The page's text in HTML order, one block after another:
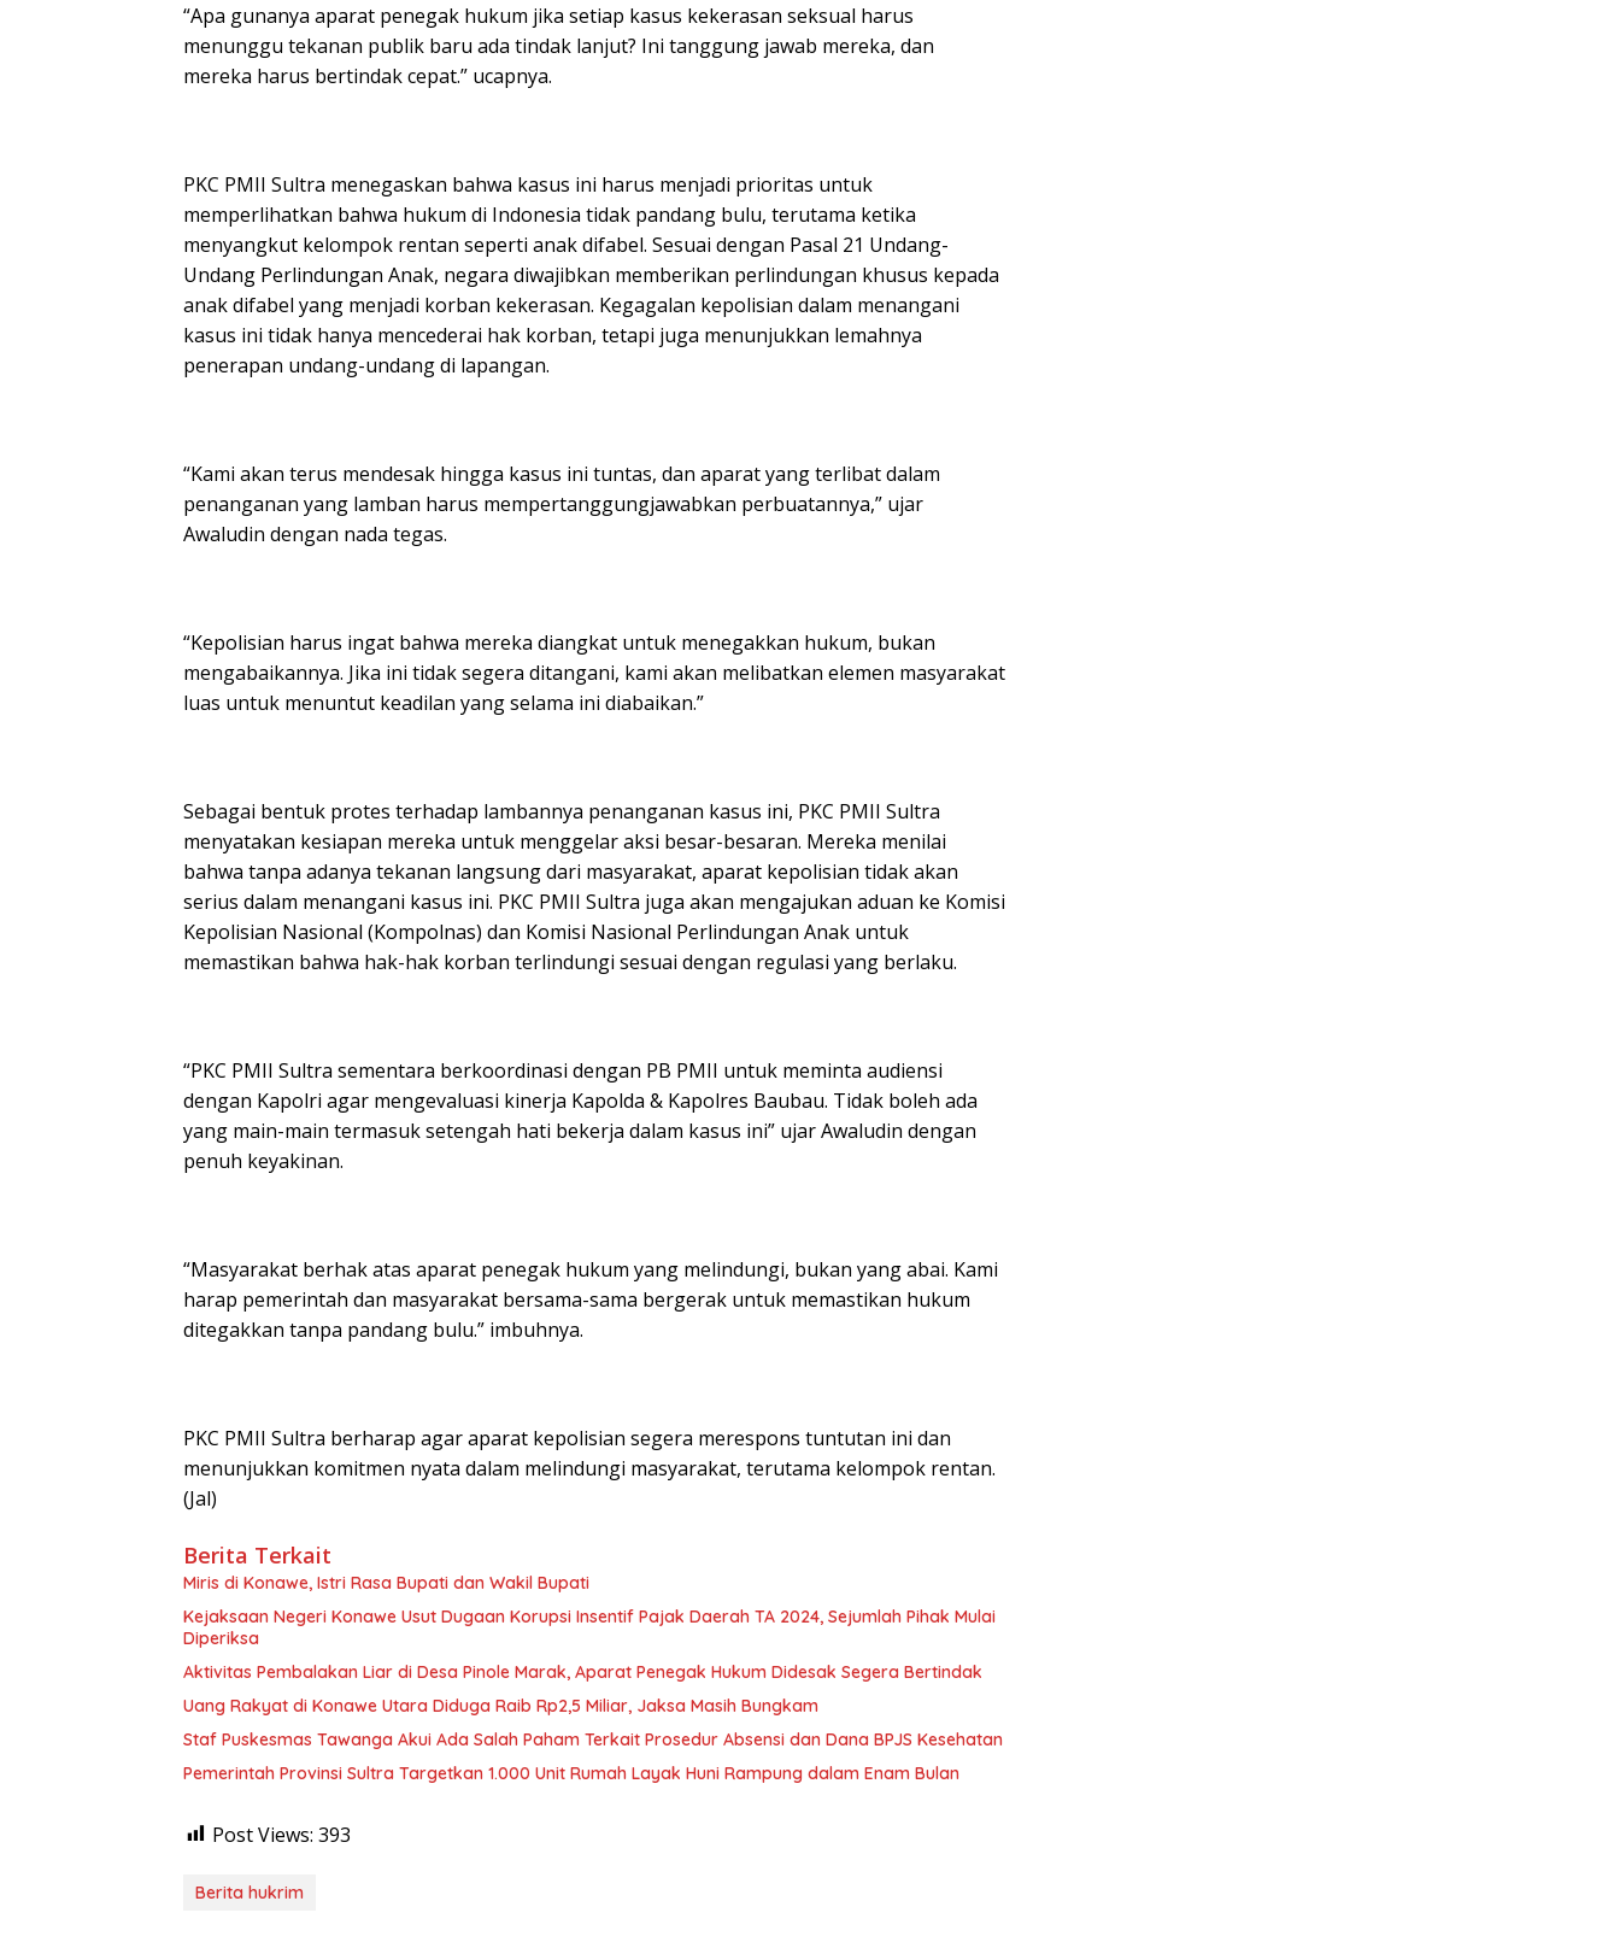
“Apa gunanya aparat penegak hukum jika setiap kasus kekerasan seksual harus
menunggu tekanan publik baru ada tindak lanjut? Ini tanggung jawab mereka, dan
mereka harus bertindak cepat.” ucapnya.
PKC PMII Sultra menegaskan bahwa kasus ini harus menjadi prioritas untuk
memperlihatkan bahwa hukum di Indonesia tidak pandang bulu, terutama ketika
menyangkut kelompok rentan seperti anak difabel. Sesuai dengan Pasal 21 Undang-
Undang Perlindungan Anak, negara diwajibkan memberikan perlindungan khusus kepada
anak difabel yang menjadi korban kekerasan. Kegagalan kepolisian dalam menangani
kasus ini tidak hanya mencederai hak korban, tetapi juga menunjukkan lemahnya
penerapan undang-undang di lapangan.
“Kami akan terus mendesak hingga kasus ini tuntas, dan aparat yang terlibat dalam
penanganan yang lamban harus mempertanggungjawabkan perbuatannya,” ujar
Awaludin dengan nada tegas.
“Kepolisian harus ingat bahwa mereka diangkat untuk menegakkan hukum, bukan
mengabaikannya. Jika ini tidak segera ditangani, kami akan melibatkan elemen masyarakat
luas untuk menuntut keadilan yang selama ini diabaikan.”
Sebagai bentuk protes terhadap lambannya penanganan kasus ini, PKC PMII Sultra
menyatakan kesiapan mereka untuk menggelar aksi besar-besaran. Mereka menilai
bahwa tanpa adanya tekanan langsung dari masyarakat, aparat kepolisian tidak akan
serius dalam menangani kasus ini. PKC PMII Sultra juga akan mengajukan aduan ke Komisi
Kepolisian Nasional (Kompolnas) dan Komisi Nasional Perlindungan Anak untuk
memastikan bahwa hak-hak korban terlindungi sesuai dengan regulasi yang berlaku.
“PKC PMII Sultra sementara berkoordinasi dengan PB PMII untuk meminta audiensi
dengan Kapolri agar mengevaluasi kinerja Kapolda & Kapolres Baubau. Tidak boleh ada
yang main-main termasuk setengah hati bekerja dalam kasus ini” ujar Awaludin dengan
penuh keyakinan.
“Masyarakat berhak atas aparat penegak hukum yang melindungi, bukan yang abai. Kami
harap pemerintah dan masyarakat bersama-sama bergerak untuk memastikan hukum
ditegakkan tanpa pandang bulu.” imbuhnya.
PKC PMII Sultra berharap agar aparat kepolisian segera merespons tuntutan ini dan
menunjukkan komitmen nyata dalam melindungi masyarakat, terutama kelompok rentan.
(Jal)
Berita Terkait
Miris di Konawe, Istri Rasa Bupati dan Wakil Bupati
Kejaksaan Negeri Konawe Usut Dugaan Korupsi Insentif Pajak Daerah TA 2024, Sejumlah Pihak Mulai
Diperiksa
Aktivitas Pembalakan Liar di Desa Pinole Marak, Aparat Penegak Hukum Didesak Segera Bertindak
Uang Rakyat di Konawe Utara Diduga Raib Rp2,5 Miliar, Jaksa Masih Bungkam
Staf Puskesmas Tawanga Akui Ada Salah Paham Terkait Prosedur Absensi dan Dana BPJS Kesehatan
Pemerintah Provinsi Sultra Targetkan 1.000 Unit Rumah Layak Huni Rampung dalam Enam Bulan
Post Views: 393
Berita hukrim